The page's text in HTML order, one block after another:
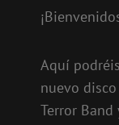
Aquí
nuevo
Terror